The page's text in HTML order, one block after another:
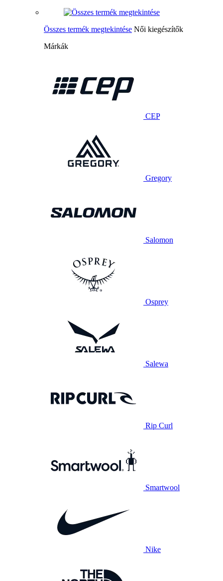
Összes termék megtekintése Női kiegészítők
Márkák
CEP
Gregory
Salomon
Osprey
Salewa
Rip Curl
Smartwool
Nike